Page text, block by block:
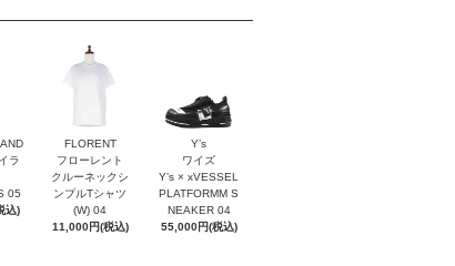
ラ
05
込)
FLORENT
フローレント
クルーネックシ
ンプルTシャツ
(W) 04
11,000円(税込)
Y’s
ワイズ
Y’s × xVESSEL
PLATFORMM S
NEAKER 04
55,000円(税込)